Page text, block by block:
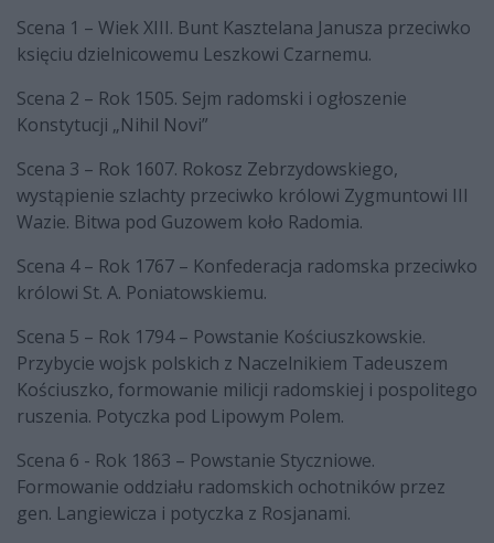
Scena 1 – Wiek XIII. Bunt Kasztelana Janusza przeciwko
księciu dzielnicowemu Leszkowi Czarnemu.
Scena 2 – Rok 1505. Sejm radomski i ogłoszenie
Konstytucji „Nihil Novi”
Scena 3 – Rok 1607. Rokosz Zebrzydowskiego,
wystąpienie szlachty przeciwko królowi Zygmuntowi III
Wazie. Bitwa pod Guzowem koło Radomia.
Scena 4 – Rok 1767 – Konfederacja radomska przeciwko
królowi St. A. Poniatowskiemu.
Scena 5 – Rok 1794 – Powstanie Kościuszkowskie.
Przybycie wojsk polskich z Naczelnikiem Tadeuszem
Kościuszko, formowanie milicji radomskiej i pospolitego
ruszenia. Potyczka pod Lipowym Polem.
Scena 6 - Rok 1863 – Powstanie Styczniowe.
Formowanie oddziału radomskich ochotników przez
gen. Langiewicza i potyczka z Rosjanami.